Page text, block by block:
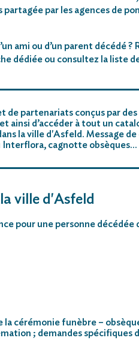
partagée par les agences de
ami ou d’un parent décédé ?
dédiée ou consultez la liste
de partenariats conçus par
ainsi d’accéder à tout un
la ville d'Asfeld. Message
Interflora, cagnotte
ville d'Asfeld
pour une personne décédée
cérémonie funèbre –
; demandes spécifiques